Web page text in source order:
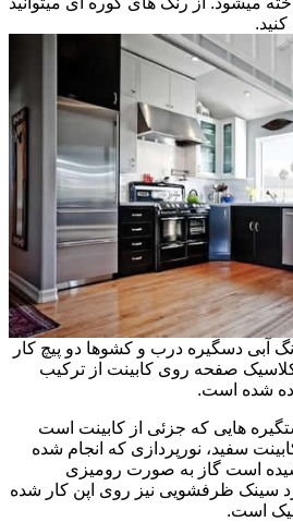
آبی دسگیره درب و کشوها دو پیچ کار
صفحه روی کابینت از ترکیب
شده است.
هایی که جزئی از کابینت است
سفید، نورپردازی که انجام شده
است گاز به صورت رومیزی
سینک ظرفشویی نیز روی اپن کار شده
است.